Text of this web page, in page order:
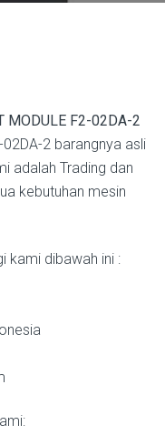
MODULE F2-02DA-2
2 barangnya asli
adalah Trading dan
kebutuhan mesin
kami dibawah ini :